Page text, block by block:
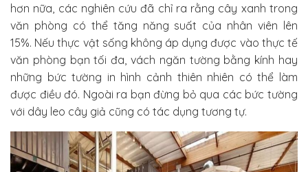
hơn nữa, các nghiên cứu đã chỉ ra rằng cây xanh trong
văn phòng có thể tăng năng suất của nhân viên lên
15%. Nếu thực vật sống không áp dụng được vào thực tế
văn phòng bạn tối đa, vách ngăn tường bằng kính hay
những bức tường in hình cảnh thiên nhiên có thể làm
được điều đó. Ngoài ra bạn đừng bỏ qua các bức tường
với dây leo cây giả cũng có tác dụng tương tự.